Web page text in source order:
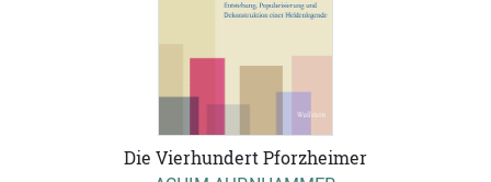
Die Vierhundert Pforzheimer